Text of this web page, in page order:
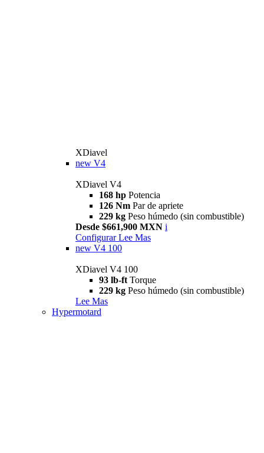
XDiavel
new V4
XDiavel V4
168 hp Potencia
126 Nm Par de apriete
229 kg Peso húmedo (sin combustible)
Desde $661,900 MXN i
Configurar Lee Mas
new V4 100
XDiavel V4 100
93 lb-ft Torque
229 kg Peso húmedo (sin combustible)
Lee Mas
Hypermotard